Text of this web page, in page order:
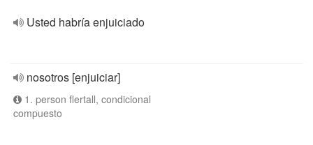
Usted habría enjuiciado
nosotros [enjuiciar]
1. person flertall, condicional
compuesto